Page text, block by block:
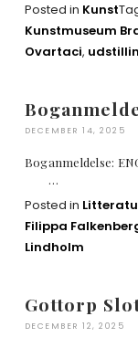
Posted in Kunst
Kunstmuseum
Ovartaci,
DECEMBER 14, 2025
…
Posted in
Filippa
Lindholm
Gottorp
DECEMBER 12, 2025